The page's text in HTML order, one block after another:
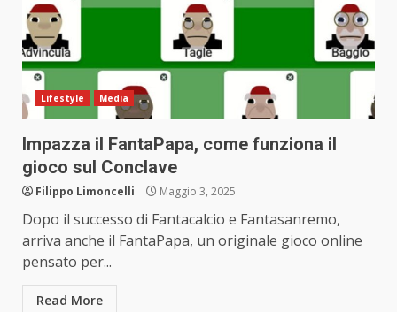
Lifestyle Media
Impazza il FantaPapa, come funziona il
gioco sul Conclave
Filippo Limoncelli Maggio 3, 2025
Dopo il successo di Fantacalcio e Fantasanremo,
arriva anche il FantaPapa, un originale gioco online
pensato per...
Read More